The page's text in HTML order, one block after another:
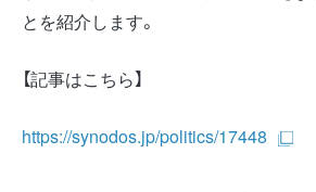
とを紹介します。
【記事はこちら】
https://synodos.jp/politics/17448